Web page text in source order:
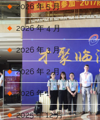
2026 年 5 月
2026 年 4 月
2026 年 3 月
2026 年 2 月
2026 年 1 月
2025 年 12 月